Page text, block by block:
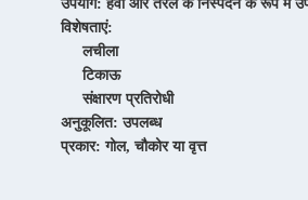
उपयोग: हवा और तरल के निस्पंदन के रूप में
विशेषताएं:
लचीला
टिकाऊ
संक्षारण प्रतिरोधी
अनुकूलित: उपलब्ध
प्रकार: गोल, चौकोर या वृत्त